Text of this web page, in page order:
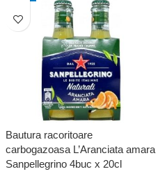
Bautura racoritoare
carbogazoasa L’Aranciata amara
Sanpellegrino 4buc x 20cl